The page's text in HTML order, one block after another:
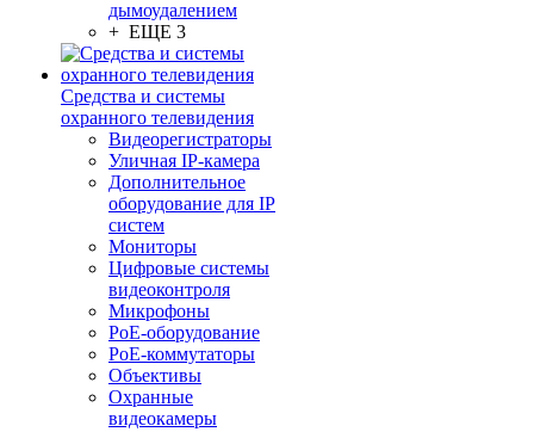
дымоудалением
+ ЕЩЕ 3
Средства и системы
охранного телевидения
Видеорегистраторы
Уличная IP-камера
Дополнительное
оборудование для IP
систем
Мониторы
Цифровые системы
видеоконтроля
Микрофоны
PoE-оборудование
PoE-коммутаторы
Объективы
Охранные
видеокамеры